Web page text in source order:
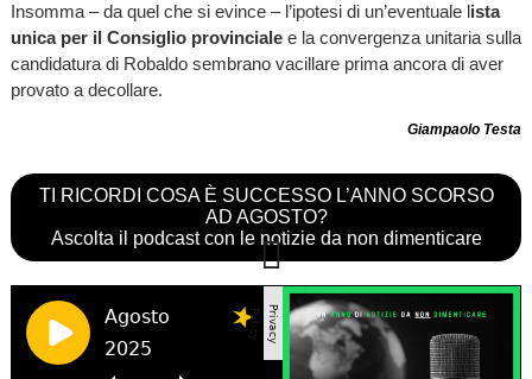
Insomma – da quel che si evince – l’ipotesi di un’eventuale lista
unica per il Consiglio provincialee la convergenza unitaria sulla
candidatura di Robaldo sembrano vacillare prima ancora di aver
provato a decollare.
Giampaolo Testa
TI RICORDI COSA È SUCCESSO L’ANNO SCORSO
AD AGOSTO?
Ascolta il podcast con le notizie da non dimenticare